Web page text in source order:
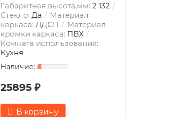
Габаритная высота,мм: 2 132
Стекло: Да
Материал
каркаса: ЛДСП
Материал
кромки каркаса: ПВХ
Комната использования:
Кухня
25895 ₽
В корзину